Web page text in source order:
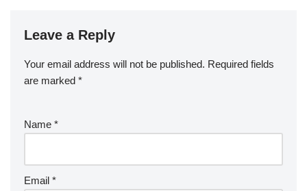
Leave a Reply
Your email address will not be published. Required fields
are marked *
Name *
Email *